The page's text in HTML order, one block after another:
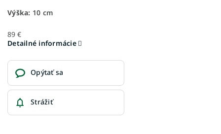
Výška: 10 cm
89 €
Detailné informácie
Opýtať sa
Strážiť